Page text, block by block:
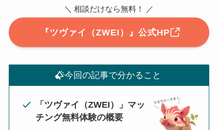
＼ 相談だけなら無料！ ／
『ツヴァイ（ZWEI）』公式HP
今回の記事で分かること
「ツヴァイ（ZWEI）」マッ
チング無料体験の概要